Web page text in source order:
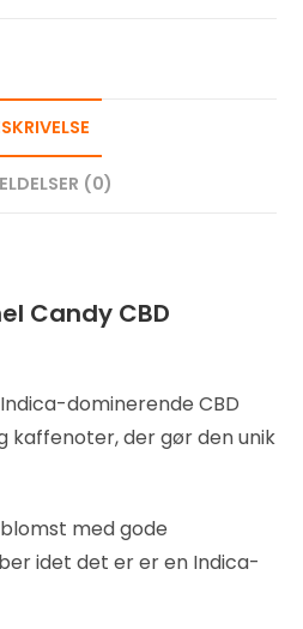
(0)
Candy CBD
dominerende CBD
kaffenoter, der gør den unik
med gode
idet det er er en Indica-